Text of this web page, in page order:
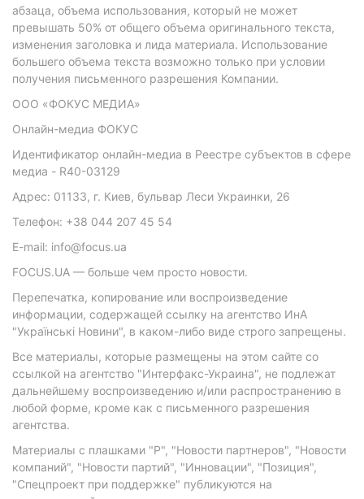
абзаца, объема использования, который не может
превышать 50% от общего объема оригинального текста,
изменения заголовка и лида материала. Использование
большего объема текста возможно только при условии
получения письменного разрешения Компании.
ООО «ФОКУС МЕДИА»
Онлайн-медиа ФОКУС
Идентификатор онлайн-медиа в Реестре субъектов в сфере
медиа - R40-03129
Адрес: 01133, г. Киев, бульвар Леси Украинки, 26
Телефон: +38 044 207 45 54
E-mail: info@focus.ua
FOCUS.UA — больше чем просто новости.
Перепечатка, копирование или воспроизведение
информации, содержащей ссылку на агентство ИнА
"Українські Новини", в каком-либо виде строго запрещены.
Все материалы, которые размещены на этом сайте со
ссылкой на агентство "Интерфакс-Украина", не подлежат
дальнейшему воспроизведению и/или распространению в
любой форме, кроме как с письменного разрешения
агентства.
Материалы с плашками "Р", "Новости партнеров", "Новости
компаний", "Новости партий", "Инновации", "Позиция",
"Спецпроект при поддержке" публикуются на